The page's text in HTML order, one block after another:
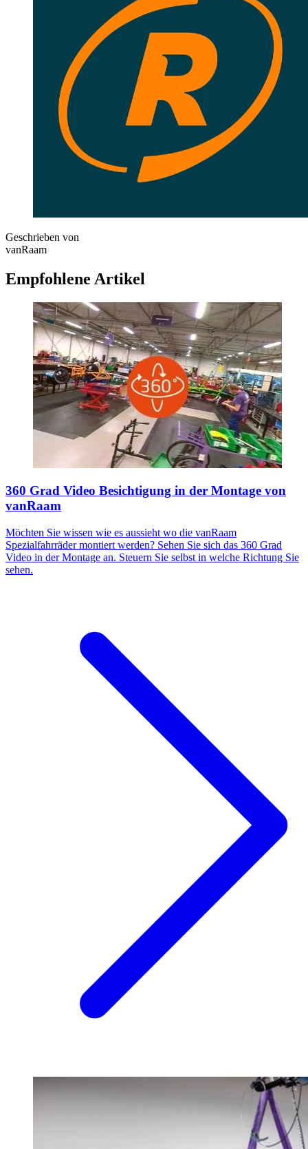
Geschrieben von
vanRaam
Empfohlene Artikel
360 Grad Video Besichtigung in der Montage von
vanRaam
Möchten Sie wissen wie es aussieht wo die vanRaam
Spezialfahrräder montiert werden? Sehen Sie sich das 360 Grad
Video in der Montage an. Steuern Sie selbst in welche Richtung Sie
sehen.